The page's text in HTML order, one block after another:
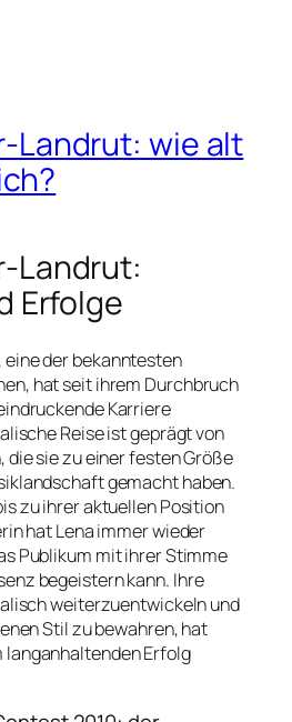
Landrut: wie alt
Landrut:
Erfolge
der bekanntesten
hat seit ihrem Durchbruch
Karriere
Reise ist geprägt von
sie zu einer festen Größe
gemacht haben.
zu ihrer aktuellen Position
hat Lena immer wieder
Publikum mit ihrer Stimme
begeistern kann. Ihre
weiterzuentwickeln und
Stil zu bewahren, hat
Erfolg